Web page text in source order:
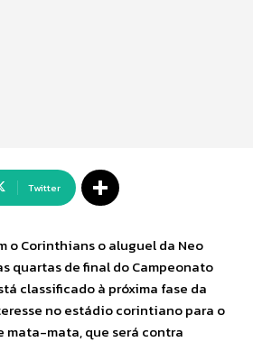
Twitter
o Corinthians o aluguel da Neo
quartas de final do Campeonato
classificado à próxima fase da
no estádio corintiano para o
mata, que será contra